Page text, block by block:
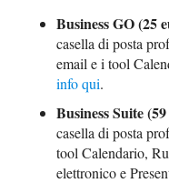
Business GO (25
casella di posta
email e i tool
info qui.
Business Suite
casella di posta
tool Calendario,
elettronico e